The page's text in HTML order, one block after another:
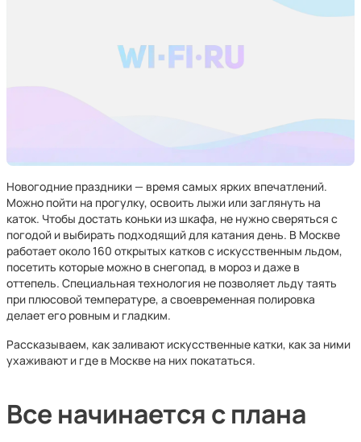
Новогодние праздники — время самых ярких впечатлений.
Можно пойти на прогулку, освоить лыжи или заглянуть на
каток. Чтобы достать коньки из шкафа, не нужно сверяться с
погодой и выбирать подходящий для катания день. В Москве
работает около 160 открытых катков с искусственным льдом,
посетить которые можно в снегопад, в мороз и даже в
оттепель. Специальная технология не позволяет льду таять
при плюсовой температуре, а своевременная полировка
делает его ровным и гладким.
Рассказываем, как заливают искусственные катки, как за ними
ухаживают и где в Москве на них покататься.
Все начинается с плана